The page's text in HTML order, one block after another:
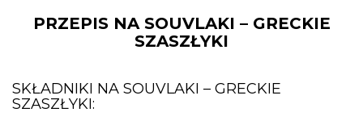
PRZEPIS NA SOUVLAKI – GRECKIE
SZASZŁYKI
SKŁADNIKI NA SOUVLAKI – GRECKIE
SZASZŁYKI: